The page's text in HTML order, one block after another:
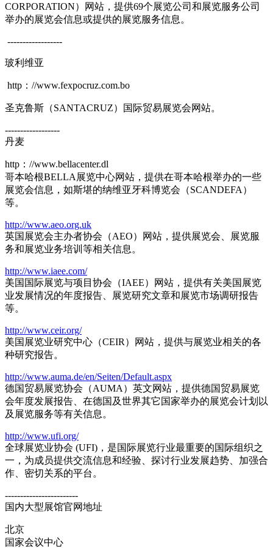
CORPORATION）网站，提供69个展览公司和展览服务公司
举办的展览会信息或提供的展览服务信息。
------------------
玻利维亚
http：//www.fexpocruz.com.bo
圣克鲁斯（SANTACRUZ）国际贸易展览会网站。
------------------
丹麦
http：//www.bellacenter.dl
哥本哈根BELLA展览中心网站，提供在哥本哈根举办的一些
展览会信息，如斯堪的纳维亚牙科博览会（SCANDEFA）
等。
http://www.aeo.org.uk
英国展览会主办者协会（AEO）网站，提供展览会、展览服
务和展览业务培训等相关信息。
http://www.iaee.com/
美国国际展览与项目协会（IAEE）网站，提供有关美国展览
业发展情况的年度报告、展览研究文章和展览市场调研报告
等。
http://www.ceir.org/
美国展览业研究中心（CEIR）网站，提供与展览业相关的各
种研究报告。
http://www.auma.de/en/Seiten/Default.aspx
德国贸易展览协会（AUMA）英文网站，提供德国贸易展览
会年度发展报告、在德国及世界其它国家举办的展览会计划以
及展览服务等有关信息。
http://www.ufi.org/
全球展览业协会 (UFI)，是国际展览行业最重要的国际组织之
一，为成员提供交流信息和经验、探讨行业发展趋势、加强合
作、密切关系的平台。
------------------------
国内大型展馆官网地址
北京
国家会议中心